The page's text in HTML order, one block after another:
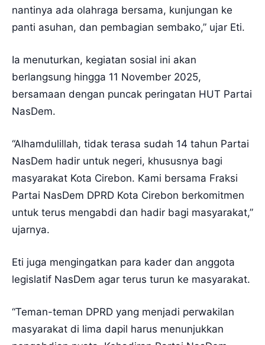
nantinya ada olahraga bersama, kunjungan ke
panti asuhan, dan pembagian sembako,” ujar Eti.
Ia menuturkan, kegiatan sosial ini akan
berlangsung hingga 11 November 2025,
bersamaan dengan puncak peringatan HUT Partai
NasDem.
“Alhamdulillah, tidak terasa sudah 14 tahun Partai
NasDem hadir untuk negeri, khususnya bagi
masyarakat Kota Cirebon. Kami bersama Fraksi
Partai NasDem DPRD Kota Cirebon berkomitmen
untuk terus mengabdi dan hadir bagi masyarakat,”
ujarnya.
Eti juga mengingatkan para kader dan anggota
legislatif NasDem agar terus turun ke masyarakat.
“Teman-teman DPRD yang menjadi perwakilan
masyarakat di lima dapil harus menunjukkan